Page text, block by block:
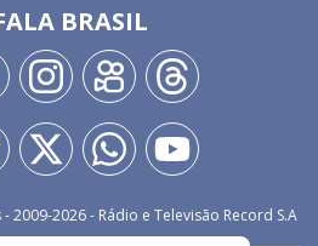
BRASIL
2009-2026- Rádio e Televisão Record S.A